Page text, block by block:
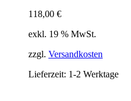
118,00 €
exkl. 19 % MwSt.
zzgl. Versandkosten
Lieferzeit: 1-2 Werktage